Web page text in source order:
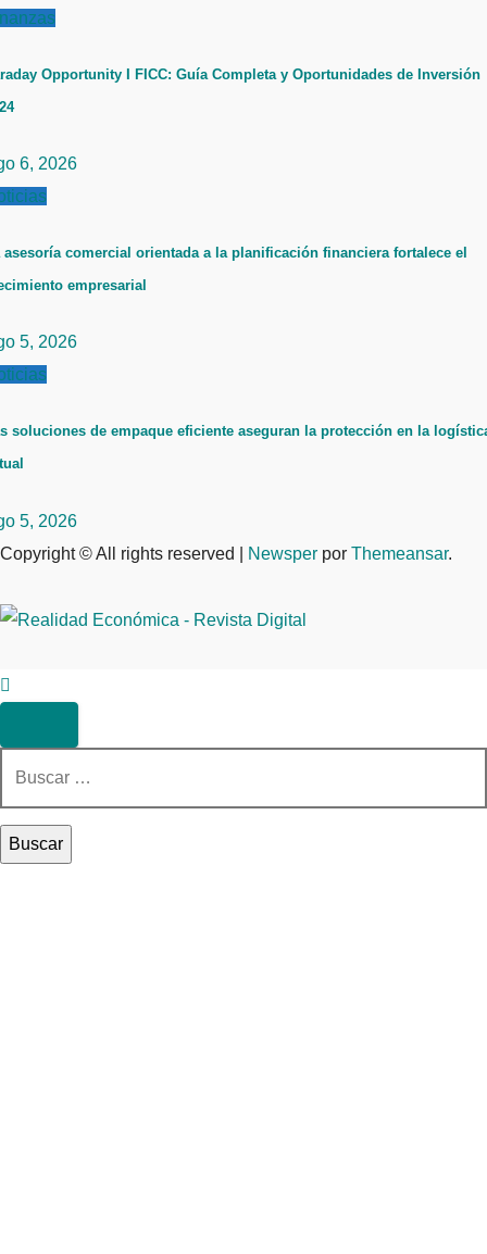
Opportunity I FICC: Guía Completa y Oportunidades de Inversión
6, 2026
asesoría comercial orientada a la planificación financiera fortalece el
empresarial
5, 2026
soluciones de empaque eficiente aseguran la protección en la
5, 2026
Copyright © All rights reserved
Newsper por Themeansar.